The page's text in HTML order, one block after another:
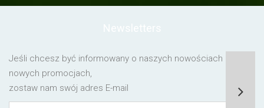
Jeśli chcesz być informowany o naszych nowościach lub o
nowych promocjach,
zostaw nam swój adres E-mail